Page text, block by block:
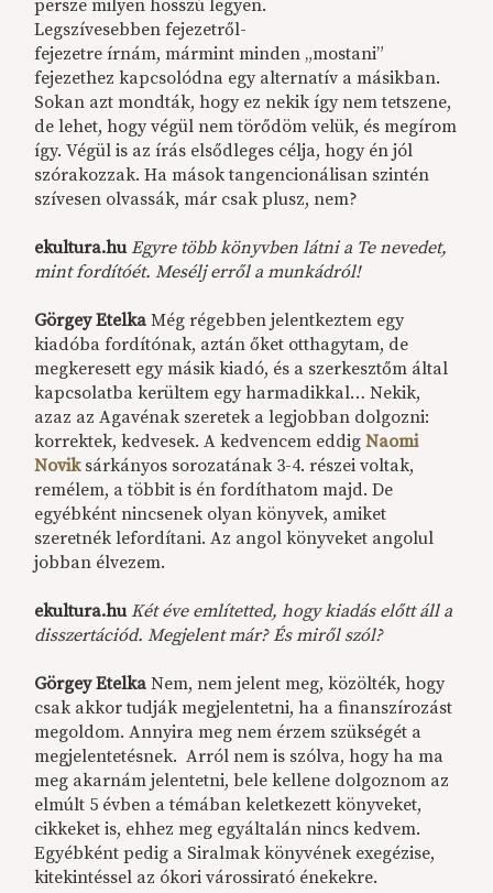
persze milyen hosszú legyen.
Legszívesebben fejezetről-
fejezetre írnám, mármint minden „mostani”
fejezethez kapcsolódna egy alternatív a másikban.
Sokan azt mondták, hogy ez nekik így nem tetszene,
de lehet, hogy végül nem törődöm velük, és megírom
így. Végül is az írás elsődleges célja, hogy én jól
szórakozzak. Ha mások tangencionálisan szintén
szívesen olvassák, már csak plusz, nem?
ekultura.hu Egyre több könyvben látni a Te nevedet,
mint fordítóét. Mesélj erről a munkádról!
Görgey Etelka Még régebben jelentkeztem egy
kiadóba fordítónak, aztán őket otthagytam, de
megkeresett egy másik kiadó, és a szerkesztőm által
kapcsolatba kerültem egy harmadikkal… Nekik,
azaz az Agavénak szeretek a legjobban dolgozni:
korrektek, kedvesek. A kedvencem eddigNaomi
Noviksárkányos sorozatának 3-4. részei voltak,
remélem, a többit is én fordíthatom majd. De
egyébként nincsenek olyan könyvek, amiket
szeretnék lefordítani. Az angol könyveket angolul
jobban élvezem.
ekultura.hu Két éve említetted, hogy kiadás előtt áll a
disszertációd. Megjelent már? És miről szól?
Görgey Etelka Nem, nem jelent meg, közölték, hogy
csak akkor tudják megjelentetni, ha a finanszírozást
megoldom. Annyira meg nem érzem szükségét a
megjelentetésnek. Arról nem is szólva, hogy ha ma
meg akarnám jelentetni, bele kellene dolgoznom az
elmúlt 5 évben a témában keletkezett könyveket,
cikkeket is, ehhez meg egyáltalán nincs kedvem.
Egyébként pedig a Siralmak könyvének exegézise,
kitekintéssel az ókori várossirató énekekre.